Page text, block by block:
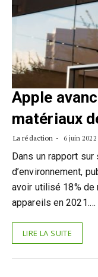
Apple
matériaux
La rédaction 6 juin 2022
Dans un rapport
d’environnement,
avoir utilisé 18%
appareils en 2021.…
LIRE LA SUITE